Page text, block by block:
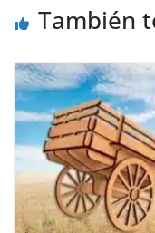
o
También